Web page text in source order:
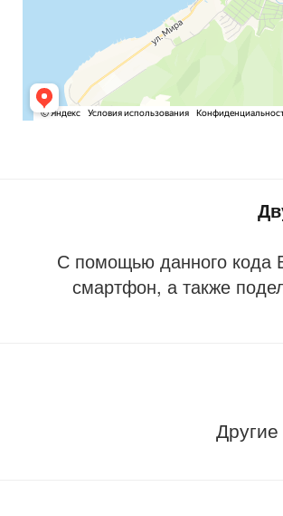
С помощью данного кода
смартфон, а также